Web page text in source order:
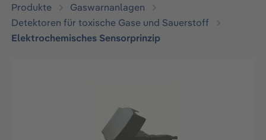
Produkte
Gaswarnanlagen
Detektoren für toxische Gase und Sauerstoff
Elektrochemisches Sensorprinzip